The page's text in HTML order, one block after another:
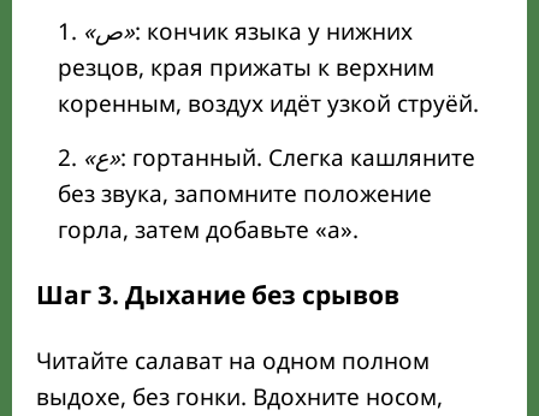
«ص»: кончик языка у нижних
резцов, края прижаты к верхним
коренным, воздух идёт узкой струёй.
«ع»: гортанный. Слегка кашляните
без звука, запомните положение
горла, затем добавьте «а».
Шаг 3. Дыхание без срывов
Читайте салават на одном полном
выдохе, без гонки. Вдохните носом,